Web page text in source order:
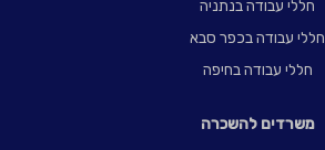
חללי עבודה בנתניה
חללי עבודה בכפר סבא
חללי עבודה בחיפה
משרדים להשכרה